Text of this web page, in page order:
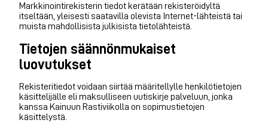
Markkinointirekisterin tiedot kerätään rekisteröidyltä
itseltään, yleisesti saatavilla olevista Internet-lähteistä tai
muista mahdollisista julkisista tietolähteistä.
Tietojen säännönmukaiset
luovutukset
Rekisteritiedot voidaan siirtää määritellylle henkilötietojen
käsittelijälle eli maksulliseen uutiskirje palveluun, jonka
kanssa Kainuun Rastiviikolla on sopimustietojen
käsittelystä.